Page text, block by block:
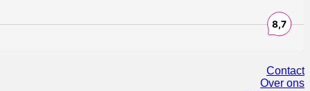
Contact
Over ons